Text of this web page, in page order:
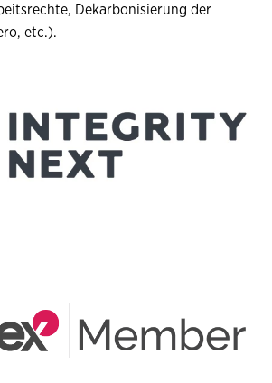
Dekarbonisierung der
etc.).